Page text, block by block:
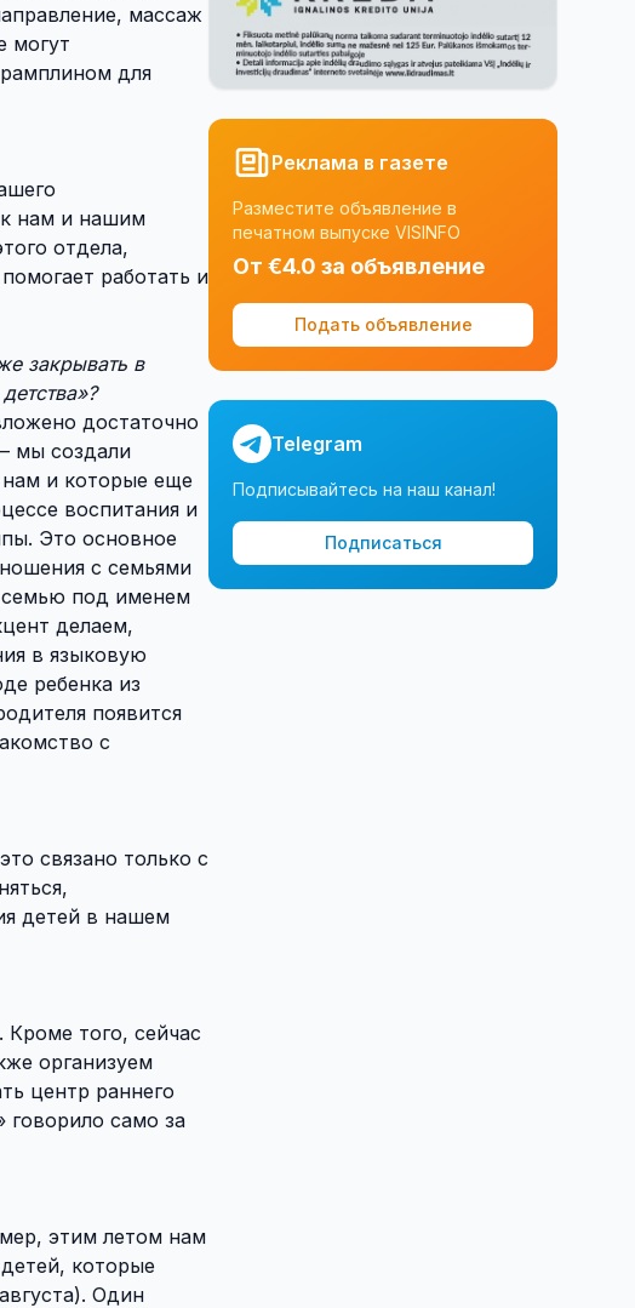
массаж
могут
для
нам и нашим
отдела,
работать и
закрывать в
достаточно
мы создали
и которые еще
воспитания и
Это основное
с семьями
под именем
делаем,
в языковую
ребенка из
появится
с
связано только с
детей в нашем
того, сейчас
организуем
центр раннего
говорило само за
этим летом нам
которые
Один
Реклама в газете
Разместите объявление в
печатном выпуске VISINFO
От €4.0 за объявление
Подать объявление
Telegram
Подписывайтесь на наш канал!
Подписаться